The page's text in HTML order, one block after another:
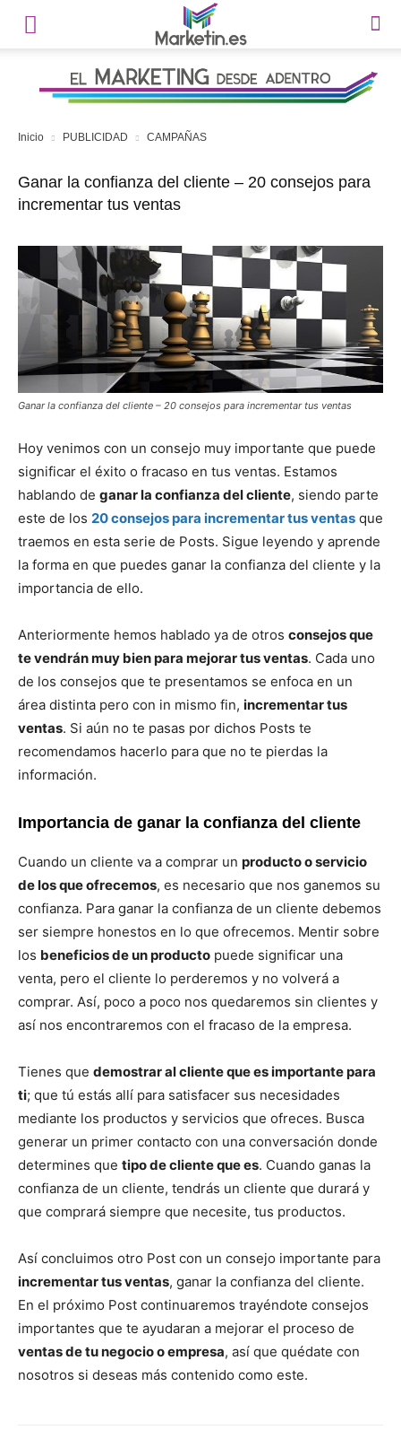
Inicio PUBLICIDAD CAMPAÑAS
Ganar la confianza del cliente – 20 consejos para
incrementar tus ventas
Ganar la confianza del cliente – 20 consejos para incrementar tus ventas
Hoy venimos con un consejo muy importante que puede
significar el éxito o fracaso en tus ventas. Estamos
hablando de ganar la confianza del cliente, siendo parte
este de los 20 consejos para incrementar tus ventas que
traemos en esta serie de Posts. Sigue leyendo y aprende
la forma en que puedes ganar la confianza del cliente y la
importancia de ello.
Anteriormente hemos hablado ya de otros consejos que
te vendrán muy bien para mejorar tus ventas. Cada uno
de los consejos que te presentamos se enfoca en un
área distinta pero con in mismo fin, incrementar tus
ventas. Si aún no te pasas por dichos Posts te
recomendamos hacerlo para que no te pierdas la
información.
Importancia de ganar la confianza del cliente
Cuando un cliente va a comprar un producto o servicio
de los que ofrecemos, es necesario que nos ganemos su
confianza. Para ganar la confianza de un cliente debemos
ser siempre honestos en lo que ofrecemos. Mentir sobre
los beneficios de un producto puede significar una
venta, pero el cliente lo perderemos y no volverá a
comprar. Así, poco a poco nos quedaremos sin clientes y
así nos encontraremos con el fracaso de la empresa.
Tienes que demostrar al cliente que es importante para
ti; que tú estás allí para satisfacer sus necesidades
mediante los productos y servicios que ofreces. Busca
generar un primer contacto con una conversación donde
determines que tipo de cliente que es. Cuando ganas la
confianza de un cliente, tendrás un cliente que durará y
que comprará siempre que necesite, tus productos.
Así concluimos otro Post con un consejo importante para
incrementar tus ventas, ganar la confianza del cliente.
En el próximo Post continuaremos trayéndote consejos
importantes que te ayudaran a mejorar el proceso de
ventas de tu negocio o empresa, así que quédate con
nosotros si deseas más contenido como este.